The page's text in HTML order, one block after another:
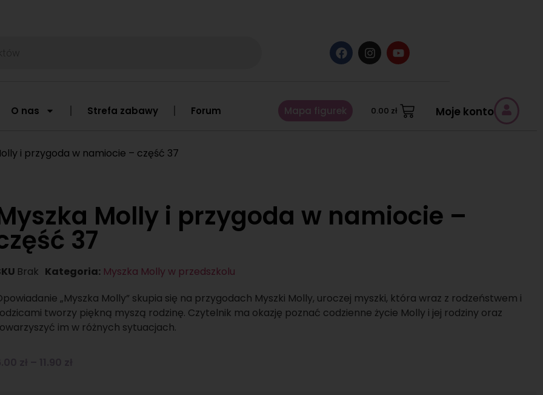
O nas Strefa zabawy Forum Mapa figurek 0.00 zł Moje konto
i przygoda w namiocie – część 37
Molly i przygoda w namiocie –
37
Brak Kategoria: Myszka Molly w przedszkolu
„Myszka Molly” skupia się na przygodach Myszki Molly, uroczej myszki, która wraz z rodzeństwem i
tworzy piękną myszą rodzinę. Czytelnik ma okazję poznać codzienne życie Molly i jej rodziny oraz
im w różnych sytuacjach.